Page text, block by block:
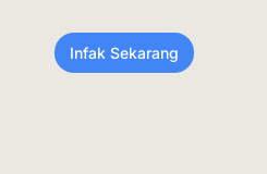
Infak Sekarang